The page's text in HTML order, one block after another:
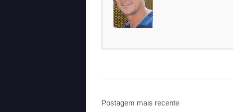
Postagem mais recente